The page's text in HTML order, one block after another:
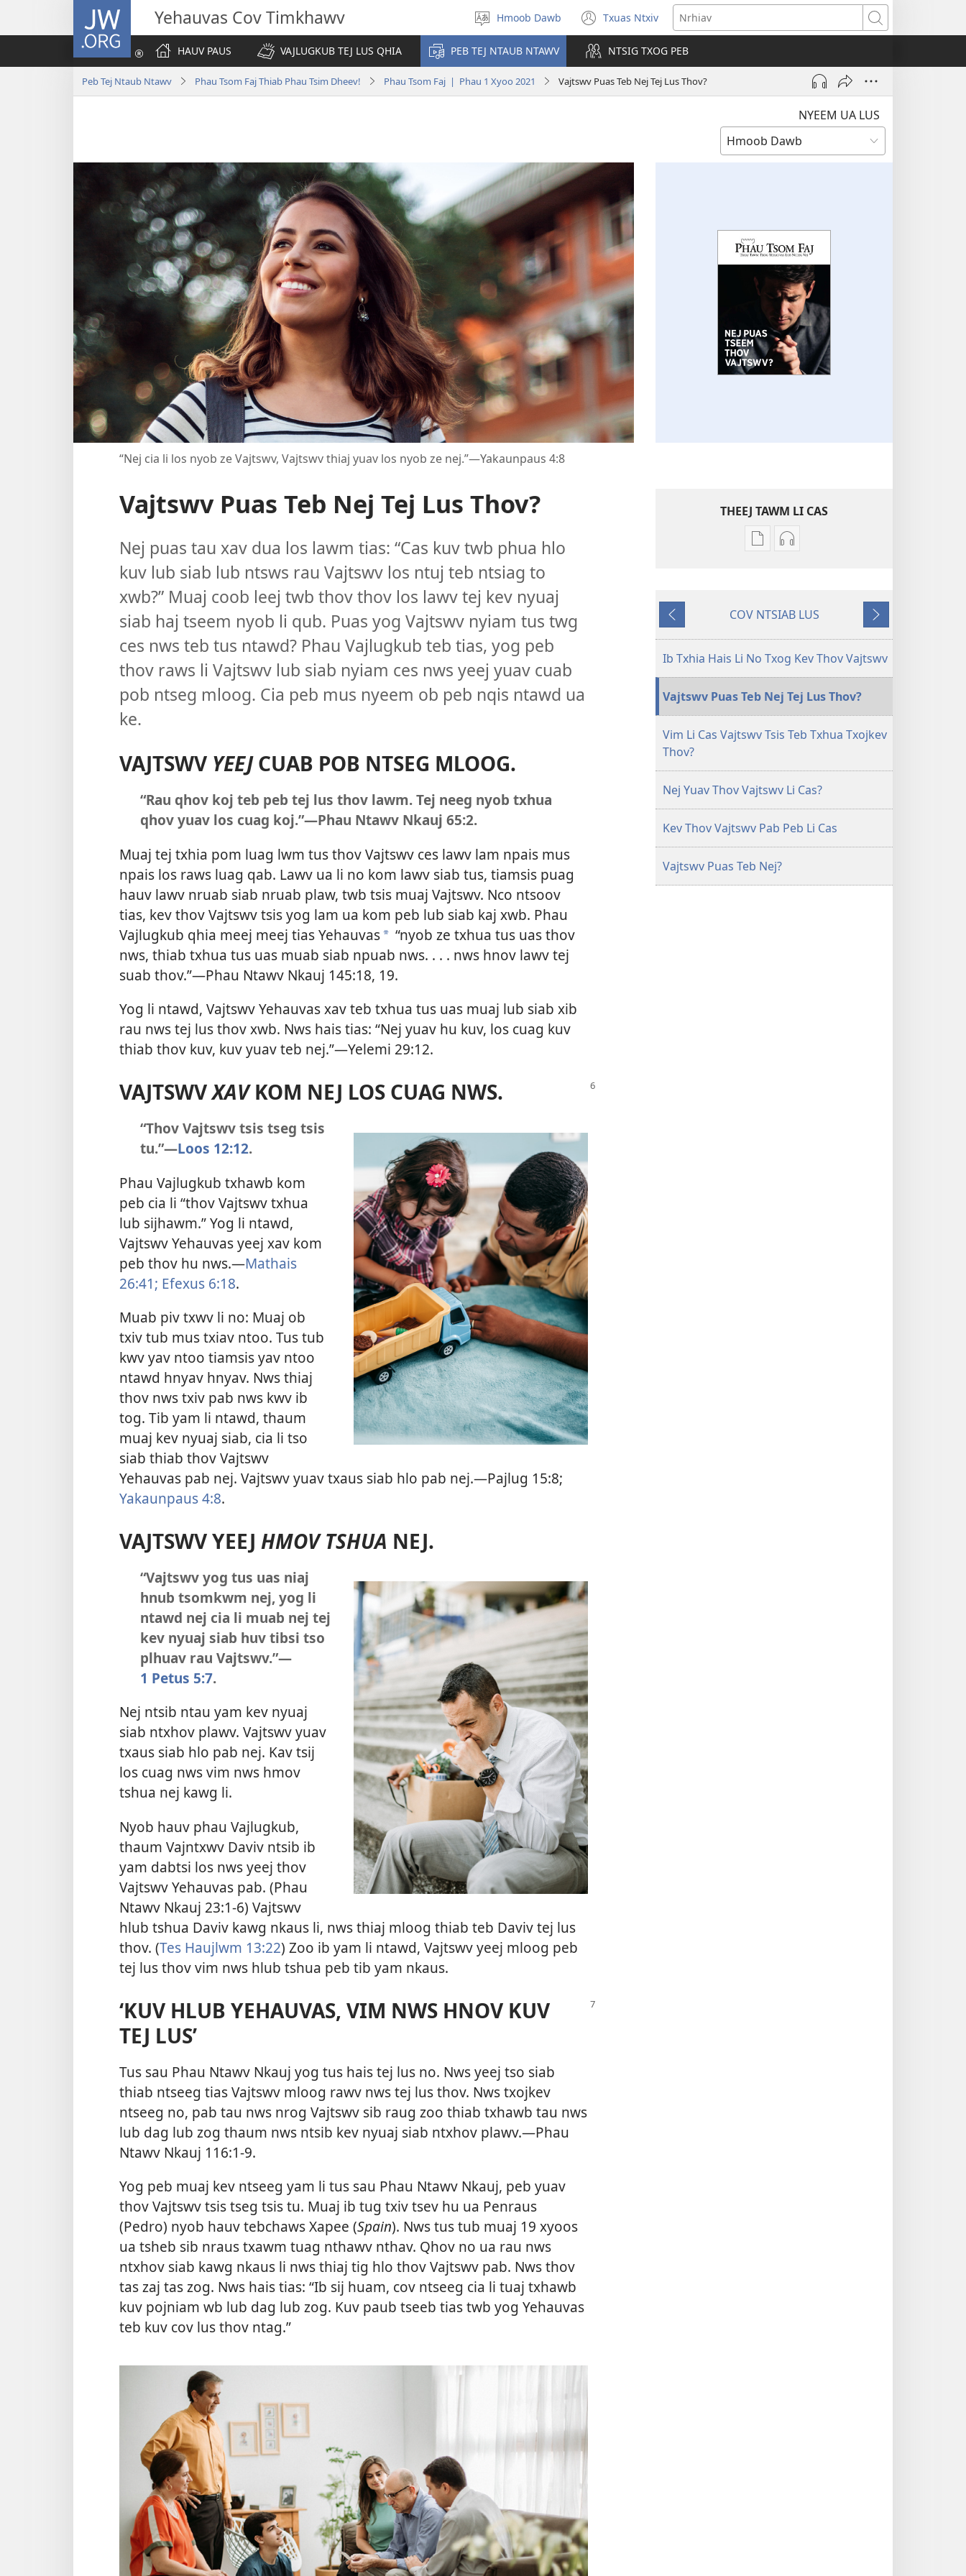
JW.ORG Yehauvas Cov Timkhawv
Xaiv
Yam
Lus
Hmoob Dawb Txuas Ntxiv
(opens
new
window)
Nrhiav
HAUV PAUS
VAJLUGKUB TEJ LUS QHIA PEB TEJ NTAUB NTAWV NTSIG TXOG PEB
Peb Tej Ntaub Ntawv Phau Tsom Faj Thiab Phau Tsim Dheev! Phau Tsom Faj | Phau 1 Xyoo 2021 Vajtswv Puas Teb Nej Tej Lus Thov?
NYEEM UA LUS
“Nej cia li los nyob ze Vajtswv, Vajtswv thiaj yuav los nyob ze nej.”​—Yakaunpaus 4:8
Vajtswv Puas Teb Nej Tej Lus Thov?
Nej puas tau xav dua los lawm tias: “Cas kuv twb phua hlo
kuv lub siab lub ntsws rau Vajtswv los ntuj teb ntsiag to
xwb?” Muaj coob leej twb thov thov los lawv tej kev nyuaj
siab haj tseem nyob li qub. Puas yog Vajtswv nyiam tus twg
ces nws teb tus ntawd? Phau Vajlugkub teb tias, yog peb
thov raws li Vajtswv lub siab nyiam ces nws yeej yuav cuab
pob ntseg mloog. Cia peb mus nyeem ob peb nqis ntawd ua
ke.
VAJTSWV YEEJCUAB POB NTSEG MLOOG.
“Rau qhov koj teb peb tej lus thov lawm. Tej neeg nyob txhua
qhov yuav los cuag koj.”​—Phau Ntawv Nkauj 65:2.
Muaj tej txhia pom luag lwm tus thov Vajtswv ces lawv lam npais mus
npais los raws luag qab. Lawv ua li no kom lawv siab tus, tiamsis puag
hauv lawv nruab siab nruab plaw, twb tsis muaj Vajtswv. Nco ntsoov
tias, kev thov Vajtswv tsis yog lam ua kom peb lub siab kaj xwb. Phau
Vajlugkub qhia meej meej tias Yehauvasa “nyob ze txhua tus uas thov
nws, thiab txhua tus uas muab siab npuab nws. . . . nws hnov lawv tej
suab thov.”​—Phau Ntawv Nkauj 145:18, 19.
Yog li ntawd, Vajtswv Yehauvas xav teb txhua tus uas muaj lub siab xib
rau nws tej lus thov xwb. Nws hais tias: “Nej yuav hu kuv, los cuag kuv
thiab thov kuv, kuv yuav teb nej.”​—Yelemi 29:12.
VAJTSWVXAVKOM NEJ LOS CUAG NWS.
“Thov Vajtswv tsis tseg tsis
tu.”​—Loos 12:12.
Phau Vajlugkub txhawb kom
peb cia li “thov Vajtswv txhua
lub sijhawm.” Yog li ntawd,
Vajtswv Yehauvas yeej xav kom
peb thov hu nws.​—Mathais
26:41; Efexus 6:18.
Muab piv txwv li no: Muaj ob
txiv tub mus txiav ntoo. Tus tub
kwv yav ntoo tiamsis yav ntoo
ntawd hnyav hnyav. Nws thiaj
thov nws txiv pab nws kwv ib
tog. Tib yam li ntawd, thaum
muaj kev nyuaj siab, cia li tso
siab thiab thov Vajtswv
Yehauvas pab nej. Vajtswv yuav txaus siab hlo pab nej.​—Pajlug 15:8;
Yakaunpaus 4:8.
VAJTSWV YEEJ HMOV TSHUA NEJ.
“Vajtswv yog tus uas niaj
hnub tsomkwm nej, yog li
ntawd nej cia li muab nej tej
kev nyuaj siab huv tibsi tso
plhuav rau Vajtswv.”​—
1 Petus 5:7.
Nej ntsib ntau yam kev nyuaj
siab ntxhov plawv. Vajtswv yuav
txaus siab hlo pab nej. Kav tsij
los cuag nws vim nws hmov
tshua nej kawg li.
Nyob hauv phau Vajlugkub,
thaum Vajntxwv Daviv ntsib ib
yam dabtsi los nws yeej thov
Vajtswv Yehauvas pab. (Phau
Ntawv Nkauj 23:1-6) Vajtswv
hlub tshua Daviv kawg nkaus li, nws thiaj mloog thiab teb Daviv tej lus
thov. (Tes Haujlwm 13:22) Zoo ib yam li ntawd, Vajtswv yeej mloog peb
tej lus thov vim nws hlub tshua peb tib yam nkaus.
‘KUV HLUB YEHAUVAS, VIM NWS HNOV KUV
TEJ LUS’
Tus sau Phau Ntawv Nkauj yog tus hais tej lus no. Nws yeej tso siab
thiab ntseeg tias Vajtswv mloog rawv nws tej lus thov. Nws txojkev
ntseeg no, pab tau nws nrog Vajtswv sib raug zoo thiab txhawb tau nws
lub dag lub zog thaum nws ntsib kev nyuaj siab ntxhov plawv.​—Phau
Ntawv Nkauj 116:1-9.
Yog peb muaj kev ntseeg yam li tus sau Phau Ntawv Nkauj, peb yuav
thov Vajtswv tsis tseg tsis tu. Muaj ib tug txiv tsev hu ua Penraus
(Pedro) nyob hauv tebchaws Xapee (Spain). Nws tus tub muaj 19 xyoos
ua tsheb sib nraus txawm tuag nthawv nthav. Qhov no ua rau nws
ntxhov siab kawg nkaus li nws thiaj tig hlo thov Vajtswv pab. Nws thov
tas zaj tas zog. Nws hais tias: “Ib sij huam, cov ntseeg cia li tuaj txhawb
kuv pojniam wb lub dag lub zog. Kuv paub tseeb tias twb yog Yehauvas
teb kuv cov lus thov ntag.”
THEEJ TAWM LI CAS
Theej
ntawv
cas
PHAU
FAJ
Nej
Puas
Thov
Vajtswv?
Theej
uas
kaw
suab
li
cas
PHAU
FAJ
Nej
Puas
Tseem
Zaj
Ua
Ntej
COV NTSIAB LUS
Mus
Ntxiv
Ib Txhia Hais Li No Txog Kev Thov Vajtswv
Vajtswv Puas Teb Nej Tej Lus Thov?
Vim Li Cas Vajtswv Tsis Teb Txhua Txojkev
Thov?
Nej Yuav Thov Vajtswv Li Cas?
Kev Thov Vajtswv Pab Peb Li Cas
Vajtswv Puas Teb Nej?